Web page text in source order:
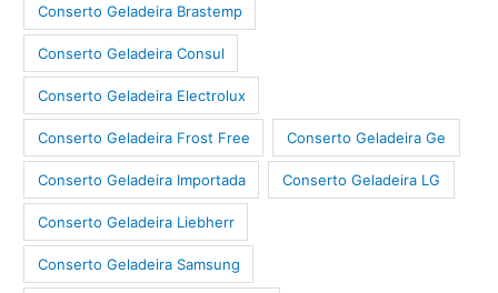
Conserto Geladeira Brastemp
Conserto Geladeira Consul
Conserto Geladeira Electrolux
Conserto Geladeira Frost Free Conserto Geladeira Ge
Conserto Geladeira Importada Conserto Geladeira LG
Conserto Geladeira Liebherr
Conserto Geladeira Samsung